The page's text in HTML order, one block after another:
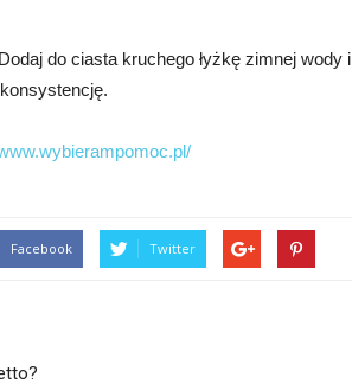
do ciasta kruchego łyżkę zimnej
Facebook Twitter